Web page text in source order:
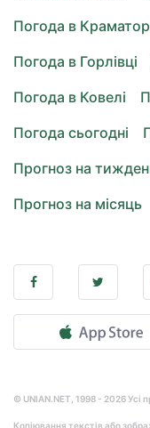
Погода в
Погода в Горлівці
Погода в Ковелі
Погода сьогодні
Прогноз на
Прогноз на місяць
© UNIAN.NET, 1998 - 2026 Усі
Копіювання текстів або